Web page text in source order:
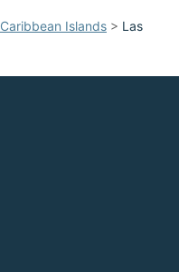
Caribbean Islands > Las